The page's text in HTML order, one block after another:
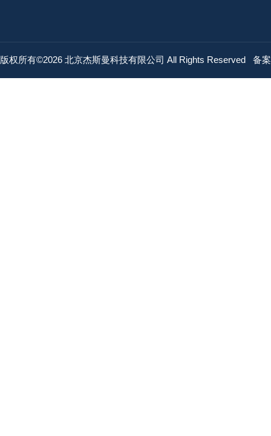
版权所有©2026 北京杰斯曼科技有限公司 All Rights Reserved 备